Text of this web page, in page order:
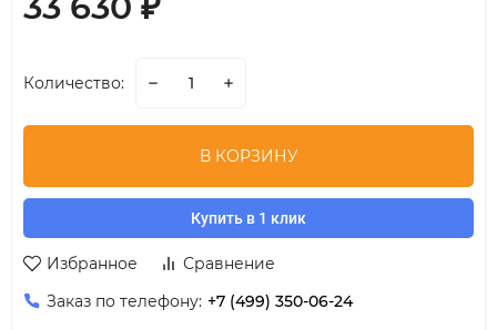
Количество:
В КОРЗИНУ
Купить в 1 клик
Избранное
Сравнение
Заказ по телефону: +7 (499) 350-06-24